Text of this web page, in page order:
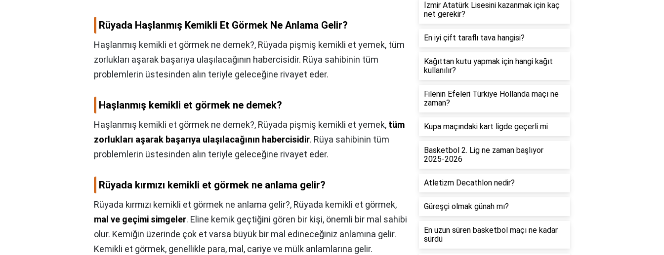
Rüyada Haşlanmış Kemikli Et Görmek Ne Anlama Gelir?
Haşlanmış kemikli et görmek ne demek?, Rüyada pişmiş kemikli et yemek, tüm
zorlukları aşarak başarıya ulaşılacağının habercisidir. Rüya sahibinin tüm
problemlerin üstesinden alın teriyle geleceğine rivayet eder.
Haşlanmış kemikli et görmek ne demek?
Haşlanmış kemikli et görmek ne demek?, Rüyada pişmiş kemikli et yemek, tüm
zorlukları aşarak başarıya ulaşılacağının habercisidir. Rüya sahibinin tüm
problemlerin üstesinden alın teriyle geleceğine rivayet eder.
Rüyada kırmızı kemikli et görmek ne anlama gelir?
Rüyada kırmızı kemikli et görmek ne anlama gelir?, Rüyada kemikli et görmek,
mal ve geçimi simgeler. Eline kemik geçtiğini gören bir kişi, önemli bir mal sahibi
olur. Kemiğin üzerinde çok et varsa büyük bir mal edineceğiniz anlamına gelir.
Kemikli et görmek, genellikle para, mal, cariye ve mülk anlamlarına gelir.
İzmir Atatürk Lisesini kazanmak için kaç
net gerekir?
En iyi çift taraflı tava hangisi?
Kağıttan kutu yapmak için hangi kağıt
kullanılır?
Filenin Efeleri Türkiye Hollanda maçı ne
zaman?
Kupa maçındaki kart ligde geçerli mi
Basketbol 2. Lig ne zaman başlıyor
2025-2026
Atletizm Decathlon nedir?
Güreşçi olmak günah mı?
En uzun süren basketbol maçı ne kadar
sürdü